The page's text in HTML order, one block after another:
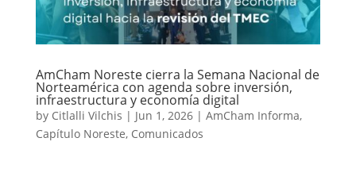
AmCham Noreste cierra la Semana Nacional de
Norteamérica con agenda sobre inversión,
infraestructura y economía digital
by Citlalli Vilchis | Jun 1, 2026| AmCham Informa,
Capítulo Noreste, Comunicados